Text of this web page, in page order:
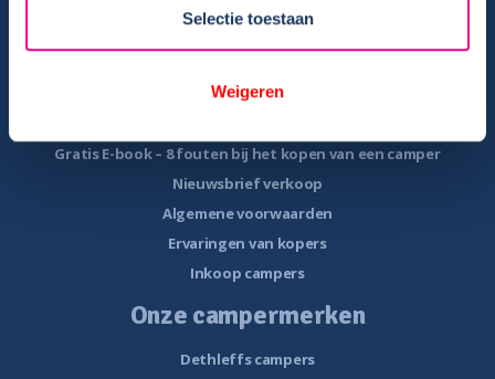
Selectie toestaan
Weigeren
Veel voorkomende storingen onderweg
Camper te koop
Overzicht campers te koop
Gratis E-book – 8 fouten bij het kopen van een camper
Nieuwsbrief verkoop
Algemene voorwaarden
Ervaringen van kopers
Inkoop campers
Onze campermerken
Dethleffs campers